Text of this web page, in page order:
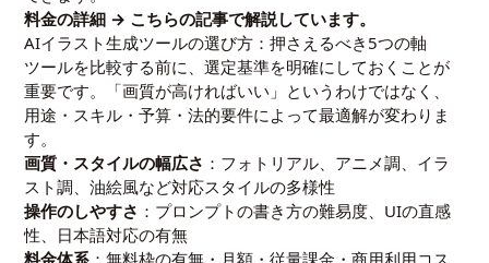
料金の詳細 → こちらの記事で解説しています。
AIイラスト生成ツールの選び方：押さえるべき5つの軸
ツールを比較する前に、選定基準を明確にしておくことが
重要です。「画質が高ければいい」というわけではなく、
用途・スキル・予算・法的要件によって最適解が変わりま
す。
画質・スタイルの幅広さ ：フォトリアル、アニメ調、イラ
スト調、油絵風など対応スタイルの多様性
操作のしやすさ ：プロンプトの書き方の難易度、UIの直感
性、日本語対応の有無
料金体系 ：無料枠の有無・月額・従量課金・商用利用コス